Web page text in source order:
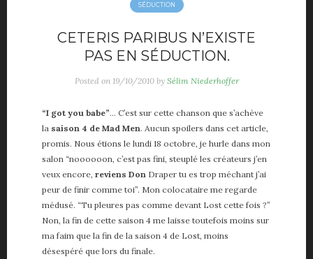
SÉDUCTION
CETERIS PARIBUS N’EXISTE
PAS EN SÉDUCTION.
Posted on 19/10/2010 by Sélim Niederhoffer
“I got you babe”… C’est sur cette chanson que s’achève
la saison 4 de Mad Men. Aucun spoilers dans cet article,
promis. Nous étions le lundi 18 octobre, je hurle dans mon
salon “noooooon, c’est pas fini, steuplé les créateurs j’en
veux encore, reviens Don Draper tu es trop méchant j’ai
peur de finir comme toi”. Mon colocataire me regarde
médusé. “Tu pleures pas comme devant Lost cette fois ?”
Non, la fin de cette saison 4 me laisse toutefois moins sur
ma faim que la fin de la saison 4 de Lost, moins
désespéré que lors du finale.